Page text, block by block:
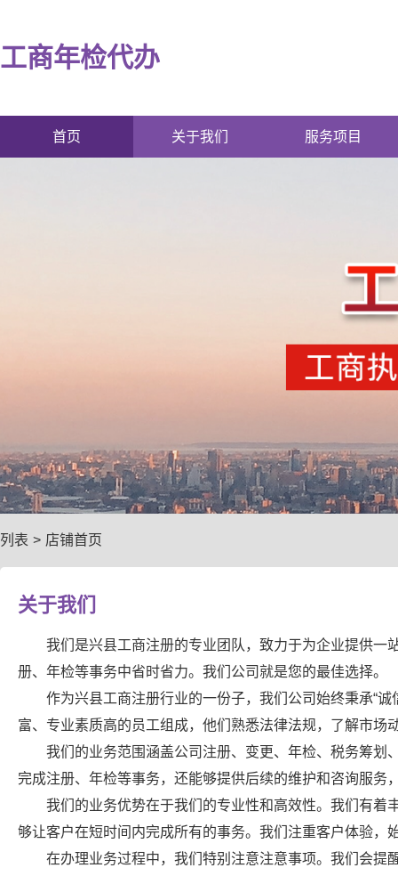
工商年检代办
首页 关于我们 服务项目
列表 > 店铺首页
关于我们
我们是兴县工商注册的专业团队，致力于为企业提供一
册、年检等事务中省时省力。我们公司就是您的最佳选择。
作为兴县工商注册行业的一份子，我们公司始终秉承“
富、专业素质高的员工组成，他们熟悉法律法规，了解市场
我们的业务范围涵盖公司注册、变更、年检、税务筹划
完成注册、年检等事务，还能够提供后续的维护和咨询服务
我们的业务优势在于我们的专业性和高效性。我们有着
够让客户在短时间内完成所有的事务。我们注重客户体验，
在办理业务过程中，我们特别注意注意事项。我们会提